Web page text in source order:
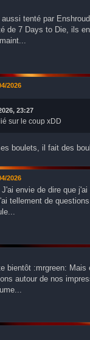
tenté par
de 7 Days to Die, ils
2026
23:27
sur le coup xDD
boulets, il fait des
2026
envie de dire que
tellement de
bientôt :mrgreen:
autour de nos